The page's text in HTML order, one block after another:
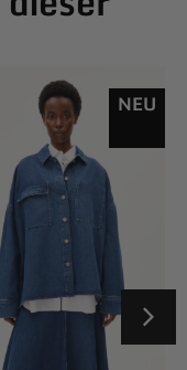
NEU